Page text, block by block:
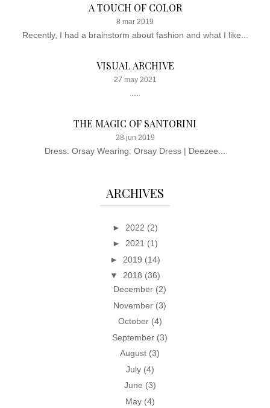
A TOUCH OF COLOR
8 mar 2019
Recently, I had a brainstorm about fashion and what I like...
VISUAL ARCHIVE
27 may 2021
THE MAGIC OF SANTORINI
28 jun 2019
Dress: Orsay Wearing: Orsay Dress | Deezee...
ARCHIVES
► 2022 (2)
► 2021 (1)
► 2019 (14)
▼ 2018 (36)
December (2)
November (3)
October (4)
September (3)
August (3)
July (4)
June (3)
May (4)